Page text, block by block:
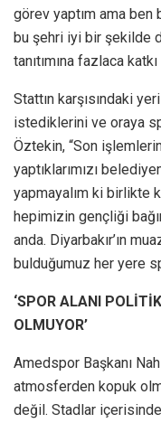
görev yaptım ama
bu şehri iyi bir şekilde
tanıtımına fazlaca
Stattın karşısındaki
istediklerini ve oraya
Öztekin, “Son
yaptıklarımızı
yapmayalım ki birlikte
hepimizin gençliği
anda. Diyarbakır’ın
bulduğumuz her yere
‘SPOR ALANI
OLMUYOR’
Amedspor Başkanı
atmosferden kopuk
değil. Stadlar